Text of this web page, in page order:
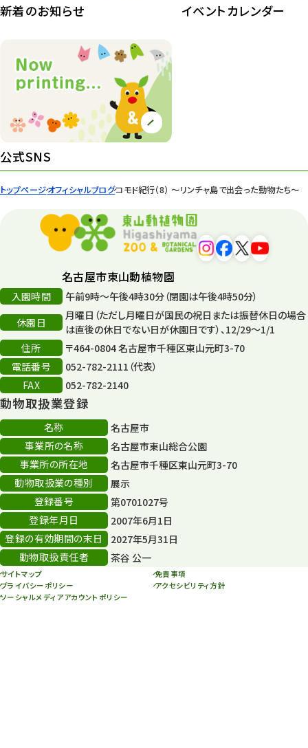
トップページオフィシャルブログコモド紀行（8） ～リンチャ島で出会った動物たち～
イベント
園内の様子
遊園地 6
平和公園
再生
再生フォーラム 14
80周年
その他
その他イベント
スカイタワー
年末年始のイベント
秋まつり
新着のお知らせ イベントカレンダー
公式SNS
名古屋市東山動植物園
入園時間
午前9時～午後4時30分（閉園は午後4時50分）
休園日
月曜日（ただし月曜日が国民の祝日または振替休日の場合
は直後の休日でない日が休園日です）、12/29～1/1
住所
〒464-0804 名古屋市千種区東山元町3-70
電話番号
052-782-2111（代表）
FAX
052-782-2140
動物取扱業登録
名称
名古屋市
事業所の名称
名古屋市東山総合公園
事業所の所在地
名古屋市千種区東山元町3-70
動物取扱業の種別
展示
登録番号
第0701027号
登録年月日
2007年6月1日
登録の有効期間の末日
2027年5月31日
動物取扱責任者
茶谷 公一
サイトマップ
免責事項
プライバシーポリシー
アクセシビリティ方針
ソーシャルメディアアカウントポリシー